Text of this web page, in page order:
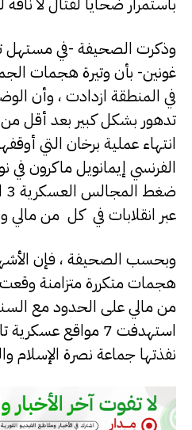
وذكرت الصحيفة -في مستهل
غونين- بأن وتيرة هجمات
في المنطقة ازدادت ، وأن
انتهاء عملية برخان التي
عبر انقلابات في كل من مالي
وبحسب الصحيفة ، فإن
هجمات متكررة متزامنة وقعت
من مالي على الحدود مع
استهدفت 7 مواقع
نفذتها جماعة نصرة الإسلام